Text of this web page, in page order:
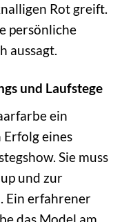
Rot greift.
persönliche
aussagt.
und Laufstege
ein
eines
Sie muss
und zur
Ein erfahrener
das Model am